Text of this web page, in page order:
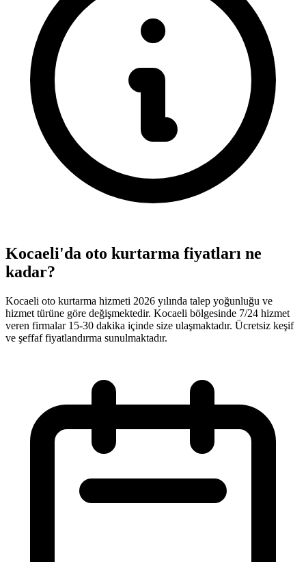
Kocaeli'da oto kurtarma fiyatları ne
kadar?
Kocaeli oto kurtarma hizmeti 2026 yılında talep yoğunluğu ve
hizmet türüne göre değişmektedir. Kocaeli bölgesinde 7/24 hizmet
veren firmalar 15-30 dakika içinde size ulaşmaktadır. Ücretsiz keşif
ve şeffaf fiyatlandırma sunulmaktadır.